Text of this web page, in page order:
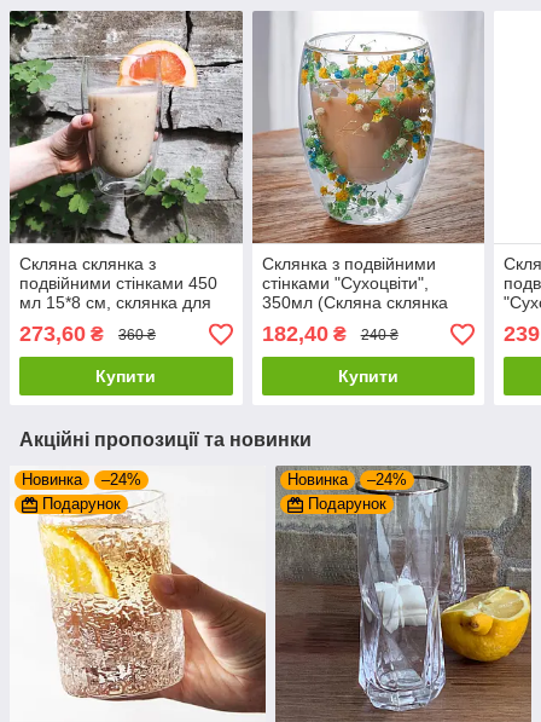
Скляна склянка з
подвійними стінками 450
мл 15*8 см, склянка для
латте
273,60 ₴ 360 ₴
Купити
Склянка з подвійними
стінками "Сухоцвіти",
350мл (Скляна склянка
для кави та чаю)
182,40₴ 240 ₴
Купити
Акційні пропозиції та новинки
Новинка
–24%
Подарунок
Новинка
–24%
Подарунок